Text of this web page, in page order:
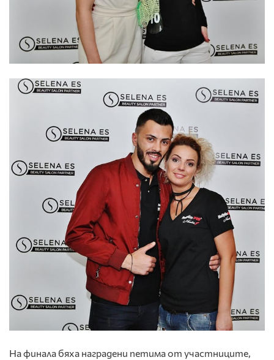
На финала бяха наградени петима от участниците,